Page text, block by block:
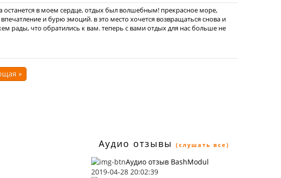
останется в моем сердце, отдых был волшебным! прекрасное море,
и бурю эмоций. в это место хочется возвращаться снова и
рады, что обратились к вам. теперь с вами отдых для нас больше не
»
Аудио отзывы (слушать все)
Аудио отзыв BashModul
2019-04-28 20:02:39